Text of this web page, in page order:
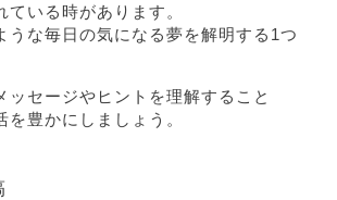
ている時があります。
うな毎日の気になる夢を解明する1つ
ッセージやヒントを理解すること
を豊かにしましょう。